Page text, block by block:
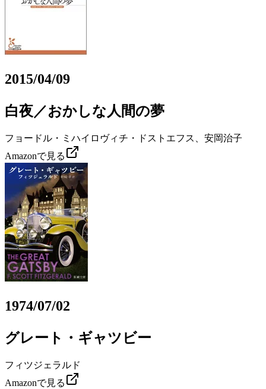
2015/04/09
白夜／おかしな人間の夢
フョードル・ミハイロヴィチ・ドストエフス、安岡治子
Amazonで見る
1974/07/02
グレート・ギャツビー
フィツジェラルド
Amazonで見る